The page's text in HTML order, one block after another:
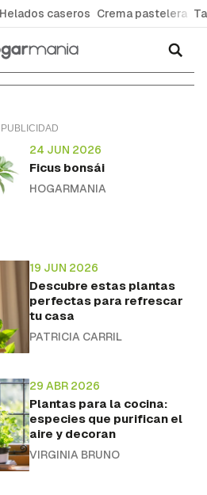
Helados caseros Crema pastelera
24 JUN 2026
Ficus bonsái
HOGARMANIA
19 JUN 2026
Descubre estas plantas
perfectas para refrescar
tu casa
PATRICIA CARRIL
29 ABR 2026
Plantas para la cocina:
especies que purifican el
aire y decoran
VIRGINIA BRUNO